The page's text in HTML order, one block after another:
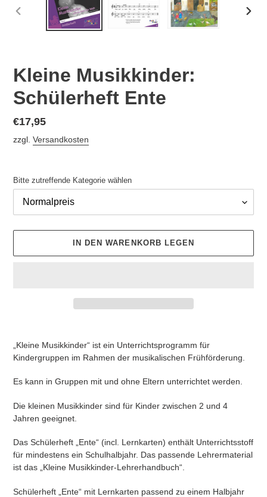
VORHERIGER
SCHIEBER
Kleine Musikkinder:
Schülerheft Ente
Normaler
Preis
€17,95
zzgl. Versandkosten
Bitte zutreffende Kategorie wählen
IN DEN WARENKORB LEGEN
zum
Warenkorb
hinzugefügt
„Kleine Musikkinder“ ist ein Unterrichtsprogramm für
Kindergruppen im Rahmen der musikalischen Frühförderung.
Es kann in Gruppen mit und ohne Eltern unterrichtet werden.
Die kleinen Musikkinder sind für Kinder zwischen 2 und 4
Jahren geeignet.
Das Schülerheft „Ente“ (incl. Lernkarten) enthält Unterrichtsstoff
für mindestens ein Schulhalbjahr. Das passende Lehrermaterial
ist das „Kleine Musikkinder-Lehrerhandbuch“.
Schülerheft „Ente“ mit Lernkarten passend zu einem Halbjahr